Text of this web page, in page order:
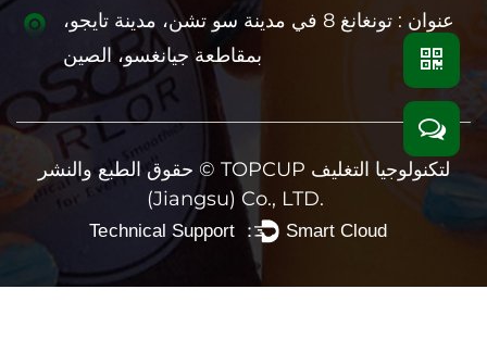
عنوان : تونغانغ 8 في مدينة سو تشن، مدينة تايجو،
بمقاطعة جيانغسو، الصين
حقوق الطبع والنشر © TOPCUP لتكنولوجيا التغليف
(Jiangsu) Co., LTD.
Technical Support ： Smart Cloud